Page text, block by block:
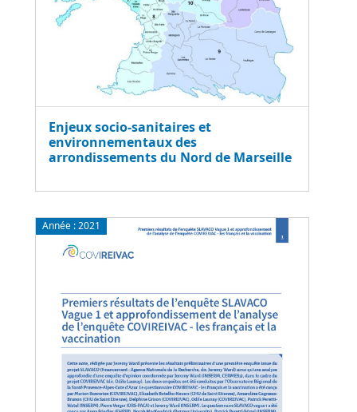
Enjeux socio-sanitaires et
environnementaux des
arrondissements du Nord de Marseille
Année :2021